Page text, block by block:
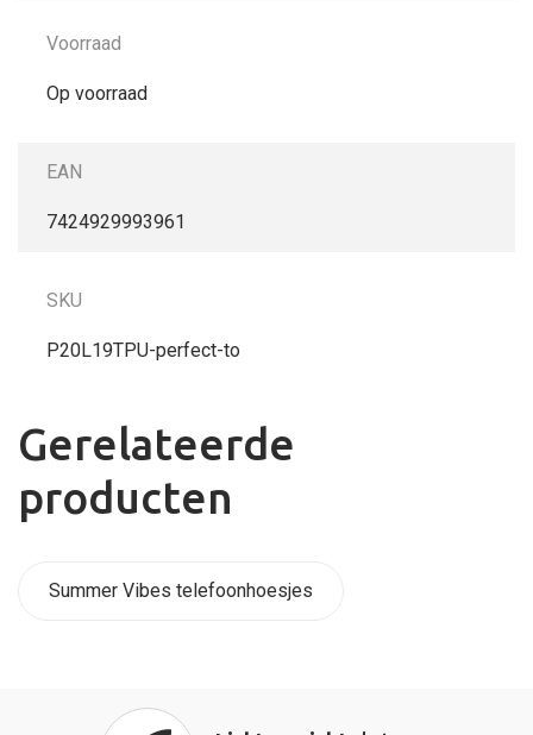
Voorraad
Op voorraad
EAN
7424929993961
SKU
P20L19TPU-perfect-to
Gerelateerde
producten
Summer Vibes telefoonhoesjes